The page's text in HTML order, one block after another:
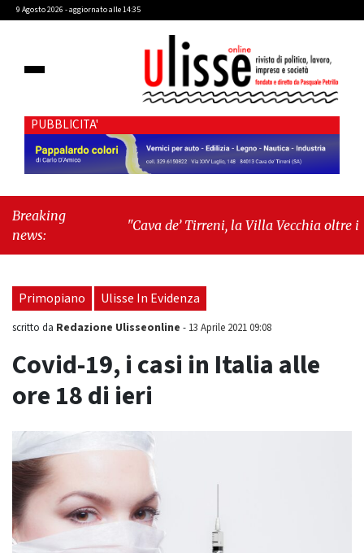
9 Agosto 2026 - aggiornato alle 14:35
PUBBLICITA'
Breaking
news:
"Cava de’ Tirreni, la Villa Vecchia oltre i
seduta consiliare: “Serve chiarezza!”"
Primopiano Ulisse In Evidenza
scritto da Redazione Ulisseonline - 13 Aprile 2021 09:08
Covid-19, i casi in Italia alle
ore 18 di ieri